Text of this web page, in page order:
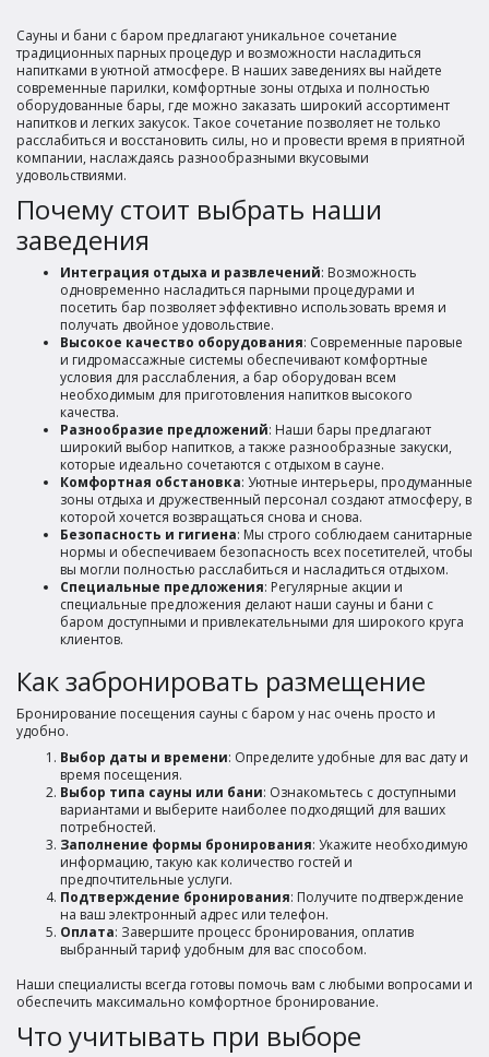
Сауны и бани с баром предлагают уникальное сочетание
традиционных парных процедур и возможности насладиться
напитками в уютной атмосфере. В наших заведениях вы найдете
современные парилки, комфортные зоны отдыха и полностью
оборудованные бары, где можно заказать широкий ассортимент
напитков и легких закусок. Такое сочетание позволяет не только
расслабиться и восстановить силы, но и провести время в приятной
компании, наслаждаясь разнообразными вкусовыми
удовольствиями.
Почему стоит выбрать наши
заведения
Интеграция отдыха и развлечений: Возможность
одновременно насладиться парными процедурами и
посетить бар позволяет эффективно использовать время и
получать двойное удовольствие.
Высокое качество оборудования: Современные паровые
и гидромассажные системы обеспечивают комфортные
условия для расслабления, а бар оборудован всем
необходимым для приготовления напитков высокого
качества.
Разнообразие предложений: Наши бары предлагают
широкий выбор напитков, а также разнообразные закуски,
которые идеально сочетаются с отдыхом в сауне.
Комфортная обстановка: Уютные интерьеры, продуманные
зоны отдыха и дружественный персонал создают атмосферу, в
которой хочется возвращаться снова и снова.
Безопасность и гигиена: Мы строго соблюдаем санитарные
нормы и обеспечиваем безопасность всех посетителей, чтобы
вы могли полностью расслабиться и насладиться отдыхом.
Специальные предложения: Регулярные акции и
специальные предложения делают наши сауны и бани с
баром доступными и привлекательными для широкого круга
клиентов.
Как забронировать размещение
Бронирование посещения сауны с баром у нас очень просто и
удобно.
Выбор даты и времени: Определите удобные для вас дату и
время посещения.
Выбор типа сауны или бани: Ознакомьтесь с доступными
вариантами и выберите наиболее подходящий для ваших
потребностей.
Заполнение формы бронирования: Укажите необходимую
информацию, такую как количество гостей и
предпочтительные услуги.
Подтверждение бронирования: Получите подтверждение
на ваш электронный адрес или телефон.
Оплата: Завершите процесс бронирования, оплатив
выбранный тариф удобным для вас способом.
Наши специалисты всегда готовы помочь вам с любыми вопросами и
обеспечить максимально комфортное бронирование.
Что учитывать при выборе